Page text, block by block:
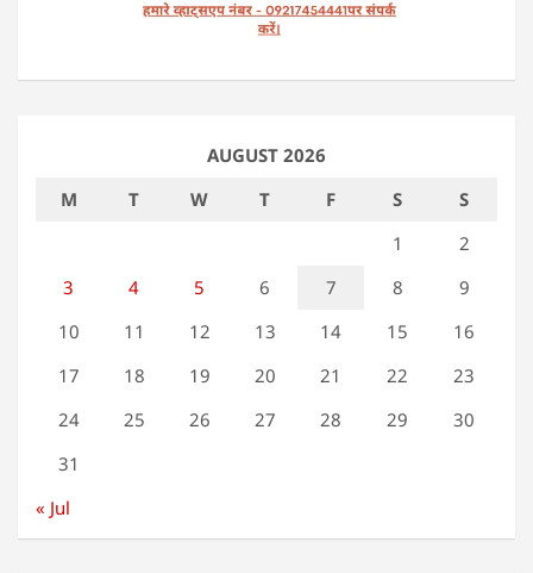
AUGUST 2026
M
T W T F S
S
1
2
3
4 5 6 7 8
9
10
11 12 13 14 15
16
17
18 19 20 21 22
23
24
25 26 27 28 29
30
31
« Jul